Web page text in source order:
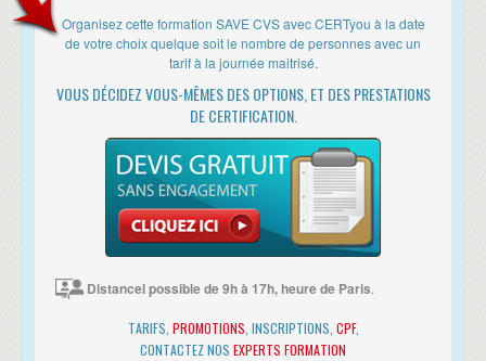
DEROULEMENT
• Les horaires de fin de journée sont adaptés en fonction des
horaires des trains ou des avions des différents participants.
• Une attestation de suivi de formation vous sera remise en fin de
formation.
• Cette formation est organisée pour un maximum de 14 participants.
Organisez cette formation SAVE CVS avec CERTyou à la date
de votre choix quelque soit le nombre de personnes avec un
tarif à la journée maitrisé.
VOUS DÉCIDEZ VOUS-MÊMES DES OPTIONS, ET DES PRESTATIONS
DE CERTIFICATION.
Distancel possible de 9h à 17h, heure de Paris.
TARIFS, PROMOTIONS , INSCRIPTIONS, CPF,
CONTACTEZ NOS EXPERTS FORMATION